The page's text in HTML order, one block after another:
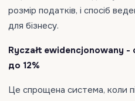
розмір податків, і спосіб
для бізнесу.
Ryczałt ewidencjonowany -
до 12%
Це спрощена система, коли